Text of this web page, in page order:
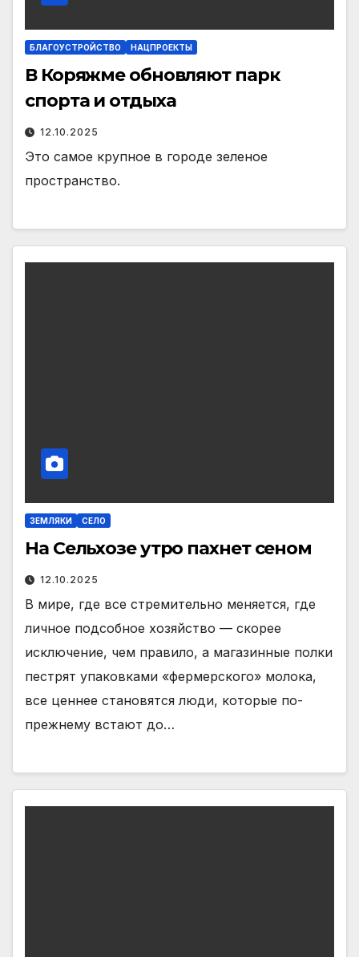
БЛАГОУСТРОЙСТВО НАЦПРОЕКТЫ
В Коряжме обновляют парк
спорта и отдыха
12.10.2025
Это самое крупное в городе зеленое
пространство.
ЗЕМЛЯКИ СЕЛО
На Сельхозе утро пахнет сеном
12.10.2025
В мире, где все стремительно меняется, где
личное подсобное хозяйство — скорее
исключение, чем правило, а магазинные полки
пестрят упаковками «фермерского» молока,
все ценнее становятся люди, которые по-
прежнему встают до…